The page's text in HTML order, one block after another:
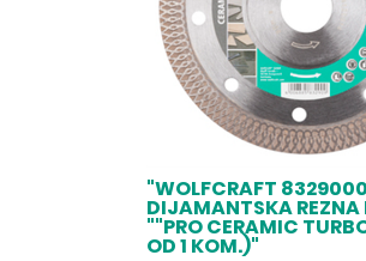
"WOLFCRAFT 8329000
DIJAMANTSKA REZNA
""PRO CERAMIC
OD 1 KOM.)"